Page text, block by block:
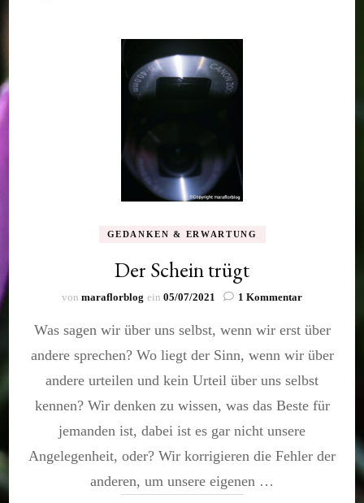
GEDANKEN & ERWARTUNG
Der Schein trügt
von maraflorblog ein 05/07/2021 1 Kommentarzu
Schein
Was sagen wir über uns selbst, wenn wir erst über
andere sprechen? Wo liegt der Sinn, wenn wir über
andere urteilen und kein Urteil über uns selbst
kennen? Wir denken zu wissen, was das Beste für
jemanden ist, dabei ist es gar nicht unsere
Angelegenheit, oder? Wir korrigieren die Fehler der
anderen, um unsere eigenen …